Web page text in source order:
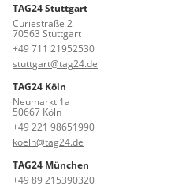
TAG24 Stuttgart
Curiestraße 2
70563 Stuttgart
+49 711 21952530
stuttgart@tag24.de
TAG24 Köln
Neumarkt 1a
50667 Köln
+49 221 98651990
koeln@tag24.de
TAG24 München
+49 89 215390320